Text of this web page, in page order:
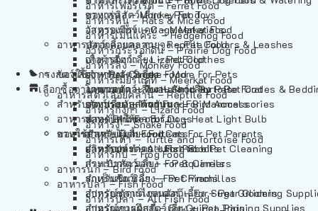
อาหารเฟอร์เร็ต – Ferret Food
อาหารหนู – Rats & Mice Food
อาหารเม่นแคระ – Hedgehog Food
อาหารกระรอกดิน – Prairie Dog Food
อาหารลิง – Monkey Food
อาหารเมียร์แคท – Meerkat Food
อาหารสัตว์เลี้อยคลาน – Reptile Food
อาหารกิ้งก่า – Lizard Food
อาหารงู – Snake Food
อาหารเต่า – Turtle and Tortoise Food
อาหารกบ – Frog Food
อาหารนก – Bird Food
อาหารปลา – Fish Food
อาหารปลา – All Fish Food
อาหารลิง – Monkey Food
อาหารเมียร์แคท – Meerkat Food
อาหารสัตว์เลี้อยคลาน – Reptile Food
อาหารกิ้งก่า – Lizard Food
อาหารงู – Snake Food
อาหารเต่า – Turtle and Tortoise Food
อาหารกบ – Frog Food
อาหารนก – Bird Food
อาหารปลา – Fish Food
อาหารปลา – All Fish Food
ของเล่นสัตว์เลี้ยง – Pet Toys
วัสดุรองกรง – Cage Materials
ปลอกคอและสายจูง – Pet Collars & Leashes
เสื้อผ้าสัตว์เลี้ยง – Pet Clothes
ของใช้สำหรับสัตว์เลี้ยง – More For Pets
โดมนอนและที่นอนสัตว์เลี้ยง – Pet Crates &
ของประดับสำหรับนก – Bird Accessories
หลอดไฟให้ความร้อน – Heat Light Bulb
ของใช้สำหรับผู้เลี้ยง – Items For Pet Parents
ผลิตภัณฑ์ทำความสะอาด – Pet Cleaning
กระเป๋าสัตว์เลี้ยง – Pet Carriers
รถเข็นสัตว์เลี้ยง – Pet Prams
อุปกรณ์ตัดแต่งขนสัตว์เลี้ยง – Pet Grooming
อุปกรณ์การฝึกสัตว์เลี้ยง – Pet Training Supplies
กรงสัตว์เลี้ยง – Pet Cages
เลือกซื้อตามหมวดสัตว์เลี้ยง – Shop By Pet
สำหรับสัตว์เลี้ยงลูกด้วยนม – For Mammals
สำหรับสุนัข – For Dogs
สำหรับแมว – For Cats
สำหรับกระต่าย – For Rabbits
สำหรับกระรอก – For Squirrels
สำหรับชินชิล่า – For Chinchillas
สำหรับชูการ์ไกลเดอร์ – For Sugar Gliders
สำหรับหนูแกสบี้ – For Guinea Pigs